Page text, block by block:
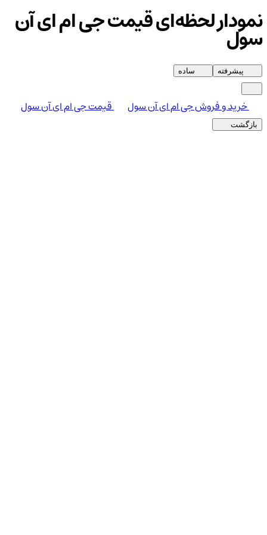
نمودار لحظه‌ای قیمت جی ام ای آن
سول
پیشرفته ساده
خرید و فروش جی ام ای آن سول قیمت جی ام ای آن سول
بازگشت